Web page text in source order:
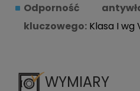
Odporność
kluczowego: Klasa I wg
WYMIARY